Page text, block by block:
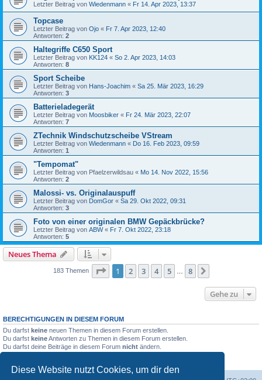
Diese Website nutzt Cookies, um dir den
Letzter Beitrag von Wiedenmann « Fr 14. Apr 2023, 13:37
Topcase
Letzter Beitrag von Ojo « Fr 7. Apr 2023, 12:40
Antworten: 2
Haltegriffe C650 Sport
Letzter Beitrag von KK124 « So 2. Apr 2023, 14:03
Antworten: 8
Sport Scheibe
Letzter Beitrag von Hans-Joachim « Sa 25. Mär 2023, 16:29
Antworten: 3
Batterieladegerät
Letzter Beitrag von Moosbiker « Fr 24. Mär 2023, 22:07
Antworten: 7
ZTechnik Windschutzscheibe VStream
Letzter Beitrag von Wiedenmann « Do 16. Feb 2023, 09:59
Antworten: 1
"Tempomat"
Letzter Beitrag von Pfaelzerwildsau « Mo 14. Nov 2022, 15:56
Antworten: 2
Malossi- vs. Originalauspuff
Letzter Beitrag von DomGor « Sa 29. Okt 2022, 09:31
Antworten: 3
Foto von einer originalen BMW Gepäckbrücke?
Letzter Beitrag von ABW« Fr 7. Okt 2022, 23:18
Antworten: 5
Neues Thema
183 Themen Seite 1von
1 2 3 4 5 8
Gehe zu
BERECHTIGUNGEN IN DIESEM FORUM
Du darfst keine neuen Themen in diesem Forum erstellen.
Du darfst keineAntworten zu Themen in diesem Forum erstellen.
Du darfst deine Beiträge in diesem Forum nicht ändern.